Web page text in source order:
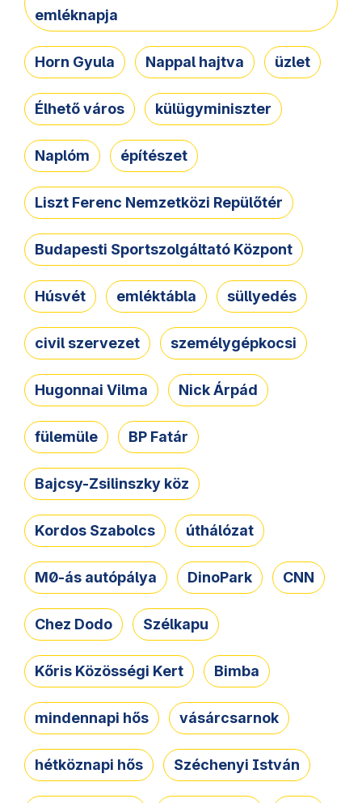
emléknapja
Horn Gyula Nappal hajtva üzlet
Élhető város külügyminiszter
Naplóm építészet
Liszt Ferenc Nemzetközi Repülőtér
Budapesti Sportszolgáltató Központ
Húsvét emléktábla süllyedés
civil szervezet személygépkocsi
Hugonnai Vilma Nick Árpád
fülemüle BP Fatár
Bajcsy-Zsilinszky köz
Kordos Szabolcs úthálózat
M0-ás autópálya DinoPark CNN
Chez Dodo Szélkapu
Kőris Közösségi Kert Bimba
mindennapi hős vásárcsarnok
hétköznapi hős Széchenyi István